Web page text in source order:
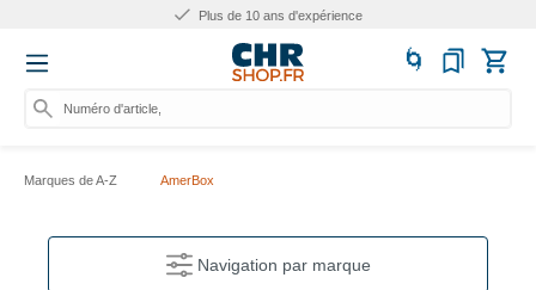
Plus de 10 ans d'expérience
Numéro d'article, cat
Marques de A-Z AmerBox
Navigation par marque